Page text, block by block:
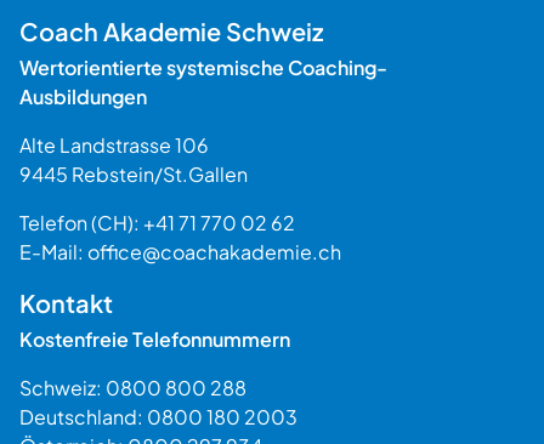
Coach Akademie Schweiz
Wertorientierte systemische Coaching-
Ausbildungen
Alte Landstrasse 106
9445 Rebstein/St.Gallen
Telefon (CH): +41 71 770 02 62
E-Mail: office@coachakademie.ch
Kontakt
Kostenfreie Telefonnummern
Schweiz: 0800 800 288
Deutschland: 0800 180 2003